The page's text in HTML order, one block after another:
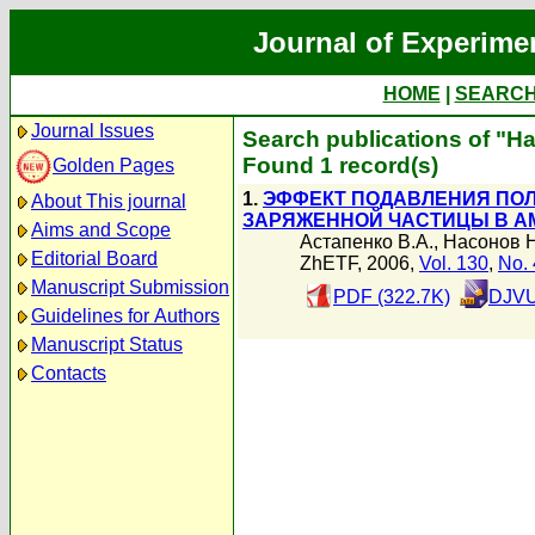
Journal of
HOME
Journal Issues
Golden Pages
About This journal
Aims and Scope
Editorial Board
Manuscript Submission
Guidelines for Authors
Manuscript Status
Contacts
Search publications of
Found 1 record(s)
1. ЭФФЕКТ ПОДАВЛЕНИЯ
ЗАРЯЖЕННОЙ ЧАСТИЦЫ В
Астапенко В.А., Насонов
ZhETF, 2006, Vol. 130, No.
PDF (322.7K)